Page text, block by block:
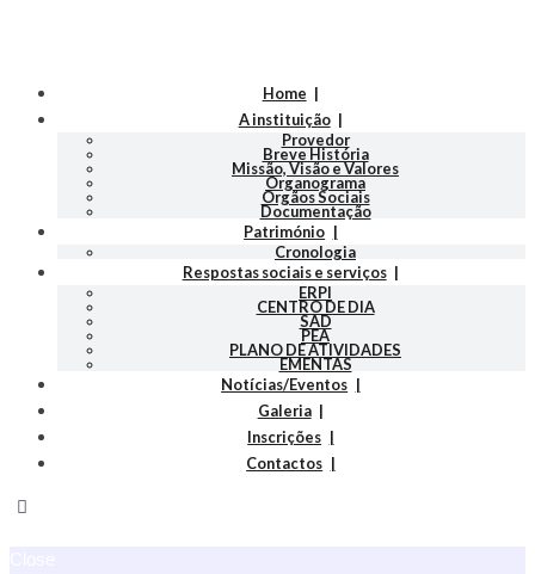
Home
A instituição
Provedor
Breve História
Missão, Visão e Valores
Organograma
Orgãos Sociais
Documentação
Património
Cronologia
Respostas sociais e serviços
ERPI
CENTRO DE DIA
SAD
PEA
PLANO DE ATIVIDADES
EMENTAS
Notícias/Eventos
Galeria
Inscrições
Contactos